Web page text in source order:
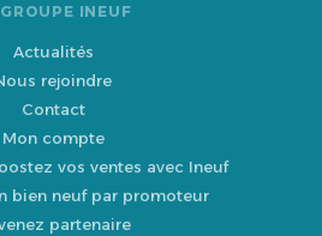
INEUF
Actualités
rejoindre
Contact
Mon compte
vos ventes avec Ineuf
bien neuf par promoteur
partenaire